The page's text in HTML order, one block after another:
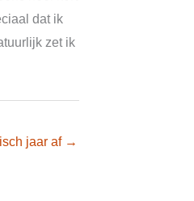
dat ik
zet ik
jaar af →